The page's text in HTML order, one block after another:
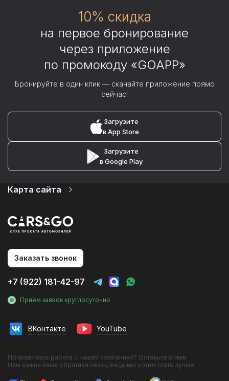
10% скидка
на первое бронирование
через приложение
по промокоду «GOAPP»
Бронируйте в один клик — скачайте приложение прямо
сейчас!
Загрузите
в App Store
Загрузите
в Google Play
Карта сайта
Услуги
О компании
Статьи и Новости
Контакты
Аренда без водителя
Трансфер в аэропорт
Трансфер на вокзал
Инвестиции в прокат
Франшиза
Эконом
Заказать звонок
+7 (922) 181-42-97
Приём заявок круглосуточно
ВКонтакте YouTube
Понравилась работа с нашей компанией? Оставьте отзыв.
Нам важна ваша обратная связь, ведь мы хотим стать лучше